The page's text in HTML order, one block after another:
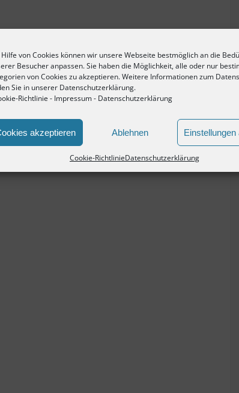
von Cookies können wir unsere Webseite bestmöglich an die
Besucher anpassen. Sie haben die Möglichkeit, alle oder nur
von Cookies zu akzeptieren. Weitere Informationen zum
Sie in unserer Datenschutzerklärung.
Richtlinie - Impressum- Datenschutzerklärung
akzeptieren Ablehnen Einstellungen
Cookie-RichtlinieDatenschutzerklärung